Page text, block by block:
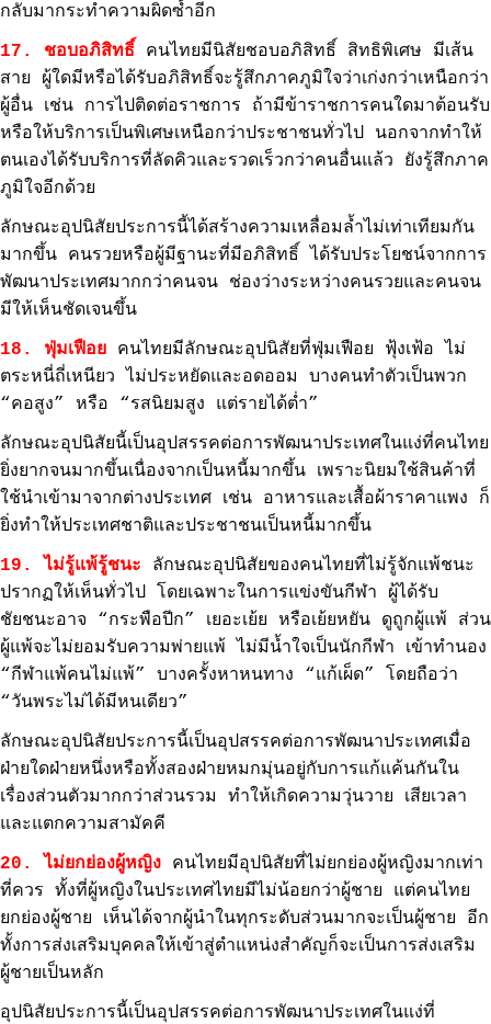
กลับมากระทำความผิดซ้ำอีก
17. ชอบอภิสิทธิ์ คนไทยมีนิสัยชอบอภิสิทธิ์ สิทธิพิเศษ มีเส้น
สาย ผู้ใดมีหรือได้รับอภิสิทธิ์จะรู้สึกภาคภูมิใจว่าเก่งกว่าเหนือกว่า
ผู้อื่น เช่น การไปติดต่อราชการ ถ้ามีข้าราชการคนใดมาต้อนรับ
หรือให้บริการเป็นพิเศษเหนือกว่าประชาชนทั่วไป นอกจากทำให้
ตนเองได้รับบริการที่ลัดคิวและรวดเร็วกว่าคนอื่นแล้ว ยังรู้สึกภาค
ภูมิใจอีกด้วย
ลักษณะอุปนิสัยประการนี้ได้สร้างความเหลื่อมล้ำไม่เท่าเทียมกัน
มากขึ้น คนรวยหรือผู้มีฐานะที่มีอภิสิทธิ์ ได้รับประโยชน์จากการ
พัฒนาประเทศมากกว่าคนจน ช่องว่างระหว่างคนรวยและคนจน
มีให้เห็นชัดเจนขึ้น
18. ฟุ่มเฟือย คนไทยมีลักษณะอุปนิสัยที่ฟุ่มเฟือย ฟุ้งเฟ้อ ไม่
ตระหนี่ถี่เหนียว ไม่ประหยัดและอดออม บางคนทำตัวเป็นพวก
“คอสูง” หรือ “รสนิยมสูง แต่รายได้ต่ำ”
ลักษณะอุปนิสัยนี้เป็นอุปสรรคต่อการพัฒนาประเทศในแง่ที่คนไทย
ยิ่งยากจนมากขึ้นเนื่องจากเป็นหนี้มากขึ้น เพราะนิยมใช้สินค้าที่
ใช้นำเข้ามาจากต่างประเทศ เช่น อาหารและเสื้อผ้าราคาแพง ก็
ยิ่งทำให้ประเทศชาติและประชาชนเป็นหนี้มากขึ้น
19. ไม่รู้แพ้รู้ชนะ ลักษณะอุปนิสัยของคนไทยที่ไม่รู้จักแพ้ชนะ
ปรากฏให้เห็นทั่วไป โดยเฉพาะในการแข่งขันกีฬา ผู้ได้รับ
ชัยชนะอาจ “กระพือปีก” เยอะเย้ย หรือเย้ยหยัน ดูถูกผู้แพ้ ส่วน
ผู้แพ้จะไม่ยอมรับความพ่ายแพ้ ไม่มีน้ำใจเป็นนักกีฬา เข้าทำนอง
“กีฬาแพ้คนไม่แพ้” บางครั้งหาหนทาง “แก้เผ็ด” โดยถือว่า
“วันพระไม่ได้มีหนเดียว”
ลักษณะอุปนิสัยประการนี้เป็นอุปสรรคต่อการพัฒนาประเทศเมื่อ
ฝ่ายใดฝ่ายหนึ่งหรือทั้งสองฝ่ายหมกมุ่นอยู่กับการแก้แค้นกันใน
เรื่องส่วนตัวมากกว่าส่วนรวม ทำให้เกิดความวุ่นวาย เสียเวลา
และแตกความสามัคคี
20. ไม่ยกย่องผู้หญิง คนไทยมีอุปนิสัยที่ไม่ยกย่องผู้หญิงมากเท่า
ที่ควร ทั้งที่ผู้หญิงในประเทศไทยมีไม่น้อยกว่าผู้ชาย แต่คนไทย
ยกย่องผู้ชาย เห็นได้จากผู้นำในทุกระดับส่วนมากจะเป็นผู้ชาย อีก
ทั้งการส่งเสริมบุคคลให้เข้าสู่ตำแหน่งสำคัญก็จะเป็นการส่งเสริม
ผู้ชายเป็นหลัก
อุปนิสัยประการนี้เป็นอุปสรรคต่อการพัฒนาประเทศในแง่ที่